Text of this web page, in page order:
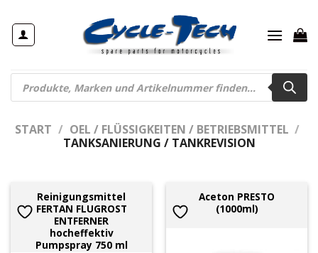
Inhalt
springen
Products
search
START / OEL / FLÜSSIGKEITEN / BETRIEBSMITTEL /
TANKSANIERUNG / TANKREVISION
Reinigungsmittel
FERTAN FLUGROST
ENTFERNER
hocheffektiv
Pumpspray 750 ml
Aceton PRESTO
(1000ml)